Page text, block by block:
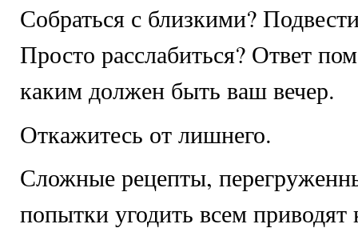
Собраться с близкими?
Просто расслабиться? Ответ
каким должен быть ваш вечер.
Откажитесь от лишнего.
Сложные рецепты,
попытки угодить всем приводят